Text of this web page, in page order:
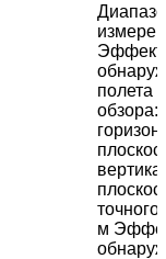
полета
обзора:
м